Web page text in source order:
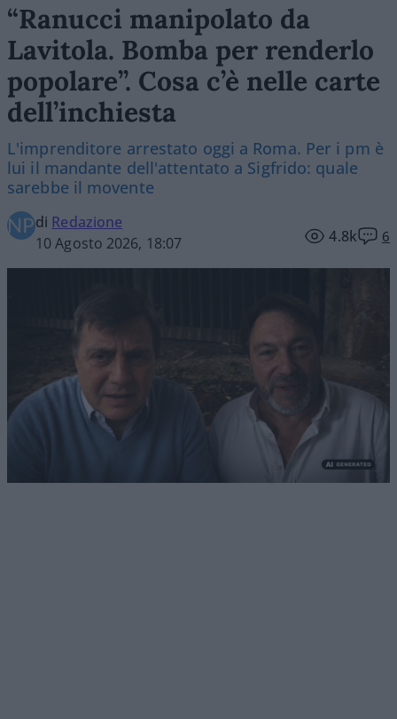
“Ranucci manipolato da
Lavitola. Bomba per renderlo
popolare”. Cosa c’è nelle carte
dell’inchiesta
L'imprenditore arrestato oggi a Roma. Per i pm è
lui il mandante dell'attentato a Sigfrido: quale
sarebbe il movente
di Redazione
10 Agosto 2026, 18:07
4.8k 6